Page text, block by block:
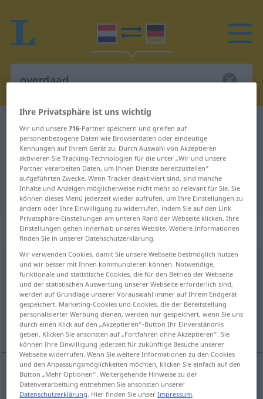
Niederländisch-Deutsch Wörterbuch
Niederländisch-Deutsch
Übersetzung für "overdaad"
"overdaad" Deutsch Übersetzung
„overdaad“: zelfstandig naamwoord
overdaadsubst
Übersicht aller Übersetzungen
(Für mehr Details die Übersetzung anklicken/antippen)
Unmäßigkeit, Übermaß, Überschwang
Unmäßigkeitf overdaad
Ihre Privatsphäre ist uns wichtig
Wir und unsere716-Partner speichern und greifen auf
personenbezogene Daten wie Browserdaten oder eindeutige
Kennungen auf Ihrem Gerät zu. Durch Auswahl von Akzeptieren
aktivieren Sie Tracking-Technologien für die unter „Wir und unsere
Partner verarbeiten Daten, um Ihnen Dienste bereitzustellen“
aufgeführten Zwecke. Wenn Tracker deaktiviert sind, sind manche
Inhalte und Anzeigen möglicherweise nicht mehr so relevant für Sie. Sie
können dieses Menü jederzeit wieder aufrufen, um Ihre Einstellungen zu
ändern oder Ihre Einwilligung zu widerrufen, indem Sie auf den Link
Privatsphäre-Einstellungen am unteren Rand der Webseite klicken. Ihre
Einstellungen gelten innerhalb unseres Website. Weitere Informationen
finden Sie in unserer Datenschutzerklärung.
Wir verwenden Cookies, damit Sie unsere Webseite bestmöglich nutzen
und wir besser mit Ihnen kommunizieren können. Notwendige,
funktionale und statistische Cookies, die für den Betrieb der Webseite
und der statistischen Auswertung unserer Webseite erforderlich sind,
werden auf Grundlage unserer Vorauswahl immer auf Ihrem Endgerät
gespeichert. Marketing-Cookies und Cookies, die der Bereitstellung
personalisierter Werbung dienen, werden nur gespeichert, wenn Sie uns
durch einen Klick auf den „Akzeptieren“-Button Ihr Einverständnis
geben. Klicken Sie ansonsten auf „Fortfahren ohne Akzeptieren“. Sie
können Ihre Einwilligung jederzeit für zukünftige Besuche unserer
Webseite widerrufen. Wenn Sie weitere Informationen zu den Cookies
und den Anpassungsmöglichkeiten möchten, klicken Sie einfach auf den
Button „Mehr Optionen“. Weitergehende Hinweise zu der
Datenverarbeitung entnehmen Sie ansonsten unserer
Datenschutzerklärung. Hier finden Sie unserImpressum.